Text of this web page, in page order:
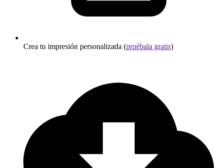
Crea tu impresión personalizada (pruébala gratis)